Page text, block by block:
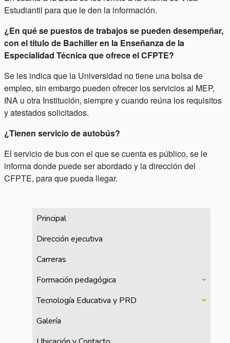
CFPTEPrincipal
Dirección ejecutiva
Carreras
Formación pedagógica
Tecnología Educativa y PRD
Galería
Estudiantil para que le den la información.
¿En qué se puestos de trabajos se pueden desempeñar,
con el título de Bachiller en la Enseñanza de la
Especialidad Técnica que ofrece el CFPTE?
Se les indica que la Universidad no tiene una bolsa de
empleo, sin embargo pueden ofrecer los servicios al MEP,
INA u otra Institución, siempre y cuando reúna los requisitos
y atestados solicitados.
¿Tienen servicio de autobús?
El servicio de bus con el que se cuenta es público, se le
informa donde puede ser abordado y la dirección del
CFPTE, para que pueda llegar.